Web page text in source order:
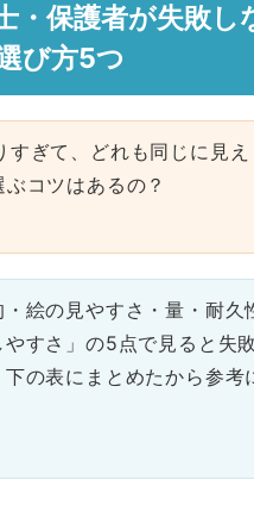
・保護者が失敗し
び方5つ
すぎて、どれも同じに見え
コツはあるの？
・絵の見やすさ・量・耐久
やすさ」の5点で見ると失
下の表にまとめたから参考